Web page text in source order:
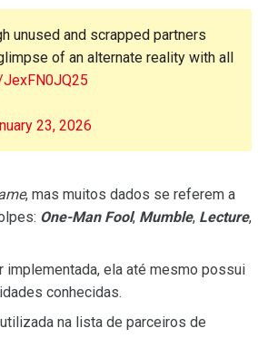
unused and scrapped partners
of an alternate reality with all
23, 2026
, mas muitos dados se referem a
One-Man Fool, Mumble, Lecture,
implementada, ela até mesmo possui
conhecidas.
na lista de parceiros de